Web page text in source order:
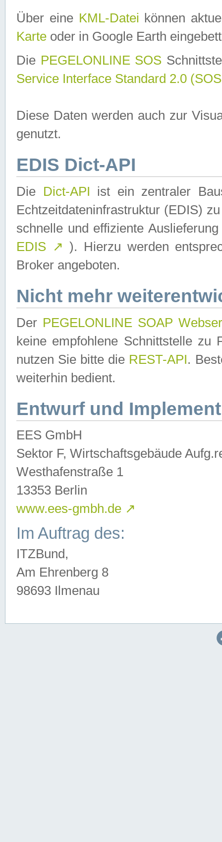
Über eine KML-Datei können
Karte oder in Google Earth
Die PEGELONLINE SOS
Service Interface Standard 2.0
Diese Daten werden auch zur
genutzt.
EDIS Dict-API
Die Dict-API ist ein zentraler
Echtzeitdateninfrastruktur (EDIS)
schnelle und effiziente
EDIS ↗ ). Hierzu werden
Broker angeboten.
Nicht mehr
Der PEGELONLINE SOAP
keine empfohlene Schnittstelle zu
nutzen Sie bitte die REST-API.
weiterhin bedient.
Entwurf und
EES GmbH
Sektor F, Wirtschaftsgebäude
Westhafenstraße 1
13353 Berlin
www.ees-gmbh.de ↗
Im Auftrag des:
ITZBund,
Am Ehrenberg 8
98693 Ilmenau